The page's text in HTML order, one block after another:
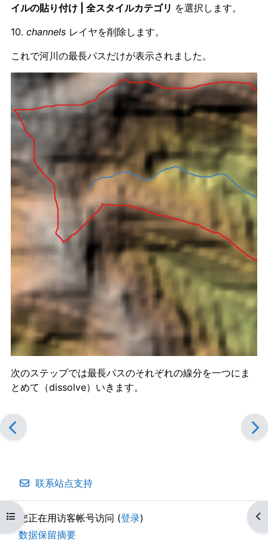
打开课程索引 打
イルの貼り付け | 全スタイルカテゴリ を選択します。
10. channels レイヤを削除します。
これで河川の最長パスだけが表示されました。
次のステップでは最長パスのそれぞれの線分を一つにま
とめて（dissolve）いきます。
联系站点支持
您正在用访客帐号访问 (登录)
‎数据保留摘要‎